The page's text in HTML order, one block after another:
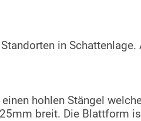
in
hohlen Stängel
breit. Die Blattform